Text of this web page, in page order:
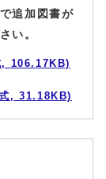
追加図書が
い。
, 106.17KB)
, 31.18KB)